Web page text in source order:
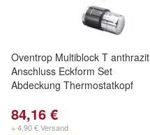
Oventrop Multiblock T anthrazit
Anschluss Eckform Set
Abdeckung Thermostatkopf
84,16 €
+ 4,90 € Versand